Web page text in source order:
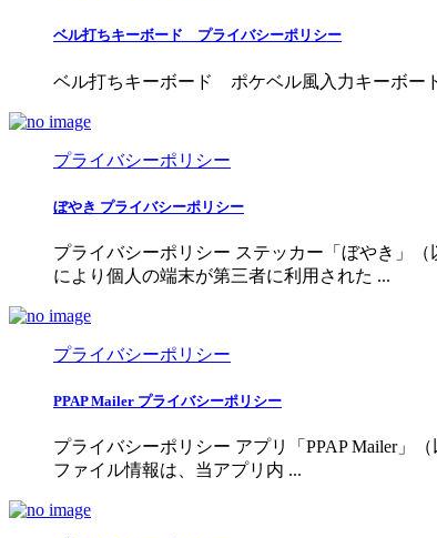
ベル打ちキーボード プライバシーポリシー
ベル打ちキーボード ポケベル風入力キーボー
プライバシーポリシー
ぼやき プライバシーポリシー
プライバシーポリシー ステッカー「ぼやき」
により個人の端末が第三者に利用された ...
プライバシーポリシー
PPAP Mailer プライバシーポリシー
プライバシーポリシー アプリ「PPAP Mailer」
ファイル情報は、当アプリ内 ...